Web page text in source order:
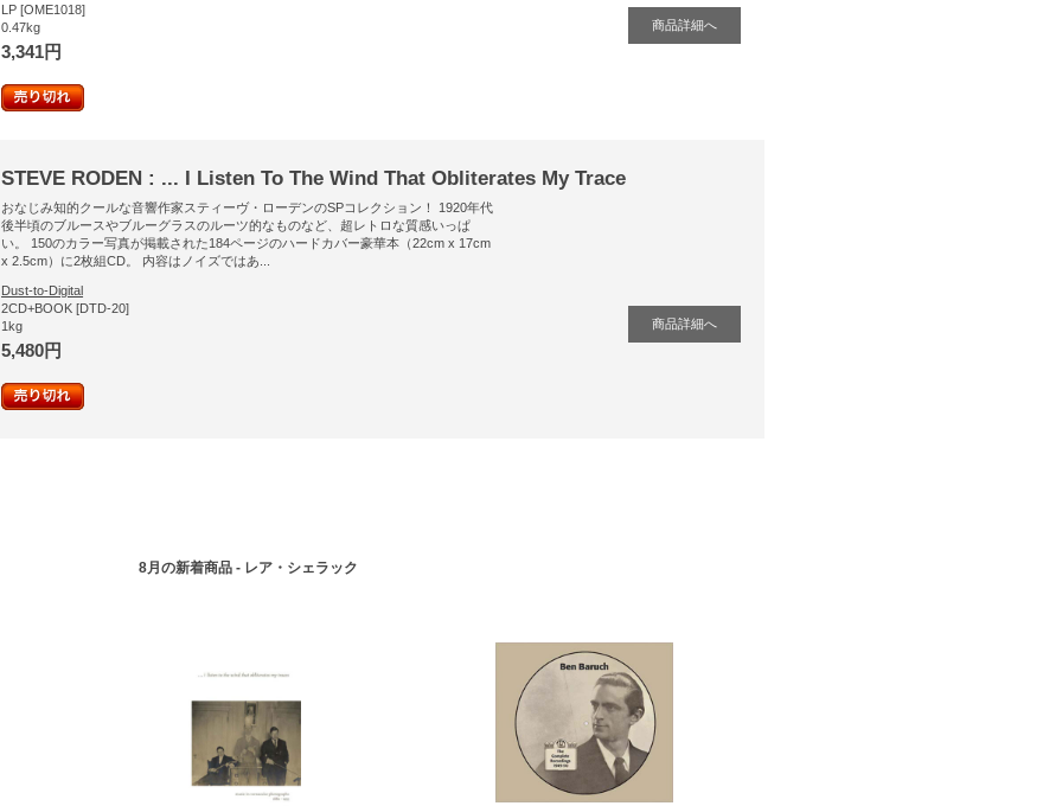
LP [OME1018]
0.47kg
3,341円
商品詳細へ
STEVE RODEN : ... I Listen To The Wind That Obliterates My Trace
おなじみ知的クールな音響作家スティーヴ・ローデンのSPコレクション！ 1920年代
後半頃のブルースやブルーグラスのルーツ的なものなど、超レトロな質感いっぱ
い。 150のカラー写真が掲載された184ページのハードカバー豪華本（22cm x 17cm
x 2.5cm）に2枚組CD。 内容はノイズではあ...
Dust-to-Digital
2CD+BOOK [DTD-20]
1kg
5,480円
商品詳細へ
8月の新着商品 - レア・シェラック